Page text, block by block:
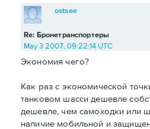
Re: Бронетранспортеры
ostsee
May 3 2007, 09:22:14 UTC
Экономия чего?
Как раз с экономической
танковом шасси дешевле
дешевле, чем самоходки или
наличие мобильной и